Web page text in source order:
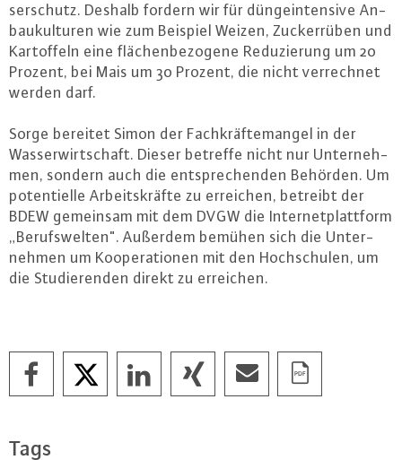
ser­schutz. Deshalb fordern wir für düng­ein­ten­si­ve An­
bau­kul­tu­ren wie zum Beispiel Weizen, Zu­cker­rü­ben und
Kar­tof­feln eine flä­chen­be­zo­ge­ne Re­du­zie­rung um 20
Prozent, bei Mais um 30 Prozent, die nicht ver­rech­net
werden darf.
Sorge bereitet Simon der Fach­kräf­te­man­gel in der
Was­ser­wirt­schaft. Dieser betreffe nicht nur Un­ter­neh­
men, sondern auch die ent­spre­chen­den Behörden. Um
po­ten­ti­el­le Ar­beits­kräf­te zu erreichen, betreibt der
BDEW gemeinsam mit dem DVGW die In­ter­net­platt­form
„Be­rufs­wel­ten". Außerdem bemühen sich die Un­ter­
neh­men um Ko­ope­ra­tio­nen mit den Hoch­schu­len, um
die Stu­die­ren­den direkt zu erreichen.
Tags